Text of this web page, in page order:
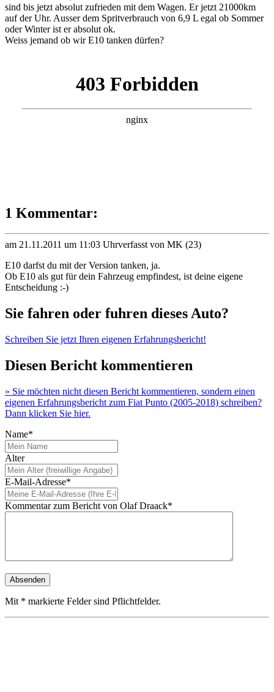
sind bis jetzt absolut zufrieden mit dem Wagen. Er jetzt 21000km
auf der Uhr. Ausser dem Spritverbrauch von 6,9 L egal ob Sommer
oder Winter ist er absolut ok.
Weiss jemand ob wir E10 tanken dürfen?
1 Kommentar:
am 21.11.2011 um 11:03 Uhrverfasst von MK (23)
E10 darfst du mit der Version tanken, ja.
Ob E10 als gut für dein Fahrzeug empfindest, ist deine eigene
Entscheidung :-)
Sie fahren oder fuhren dieses Auto?
Schreiben Sie jetzt Ihren eigenen Erfahrungsbericht!
Diesen Bericht kommentieren
» Sie möchten nicht diesen Bericht kommentieren, sondern einen
eigenen Erfahrungsbericht zum Fiat Punto (2005-2018) schreiben?
Dann klicken Sie hier.
Name*
Alter
E-Mail-Adresse*
Kommentar zum Bericht von Olaf Draack*
Mit * markierte Felder sind Pflichtfelder.